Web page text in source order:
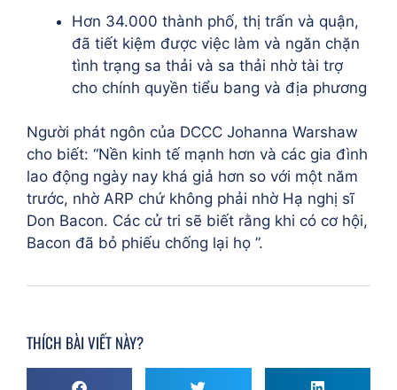
Hơn 34.000 thành phố, thị trấn và quận,
đã tiết kiệm được việc làm và ngăn chặn
tình trạng sa thải và sa thải nhờ tài trợ
cho chính quyền tiểu bang và địa phương
Người phát ngôn của DCCC Johanna Warshaw
cho biết: “Nền kinh tế mạnh hơn và các gia đình
lao động ngày nay khá giả hơn so với một năm
trước, nhờ ARP chứ không phải nhờ Hạ nghị sĩ
Don Bacon. Các cử tri sẽ biết rằng khi có cơ hội,
Bacon đã bỏ phiếu chống lại họ ”.
THÍCH BÀI VIẾT NÀY?